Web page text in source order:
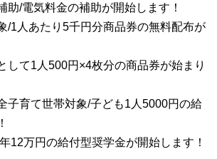
助/電気料金の補助が開始します！
/1人あたり5千円分商品券の無料配布が
して1人500円×4枚分の商品券が始まり
子育て世帯対象/子ども1人5000円の給
12万円の給付型奨学金が開始します！